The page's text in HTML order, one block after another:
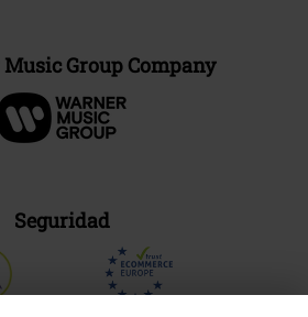
Group Company
Seguridad